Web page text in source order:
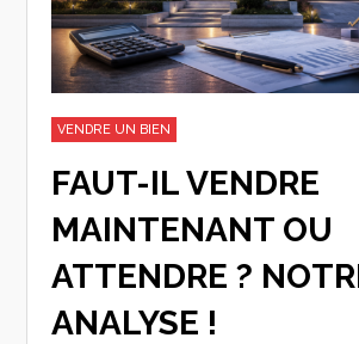
VENDRE UN BIEN
FAUT-IL VENDRE
MAINTENANT OU
ATTENDRE ?
ANALYSE !